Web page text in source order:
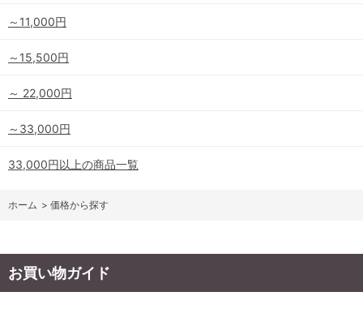
～11,000円
～15,500円
～ 22,000円
～33,000円
33,000円以上の商品一覧
ホーム > 価格から探す
お買い物ガイド